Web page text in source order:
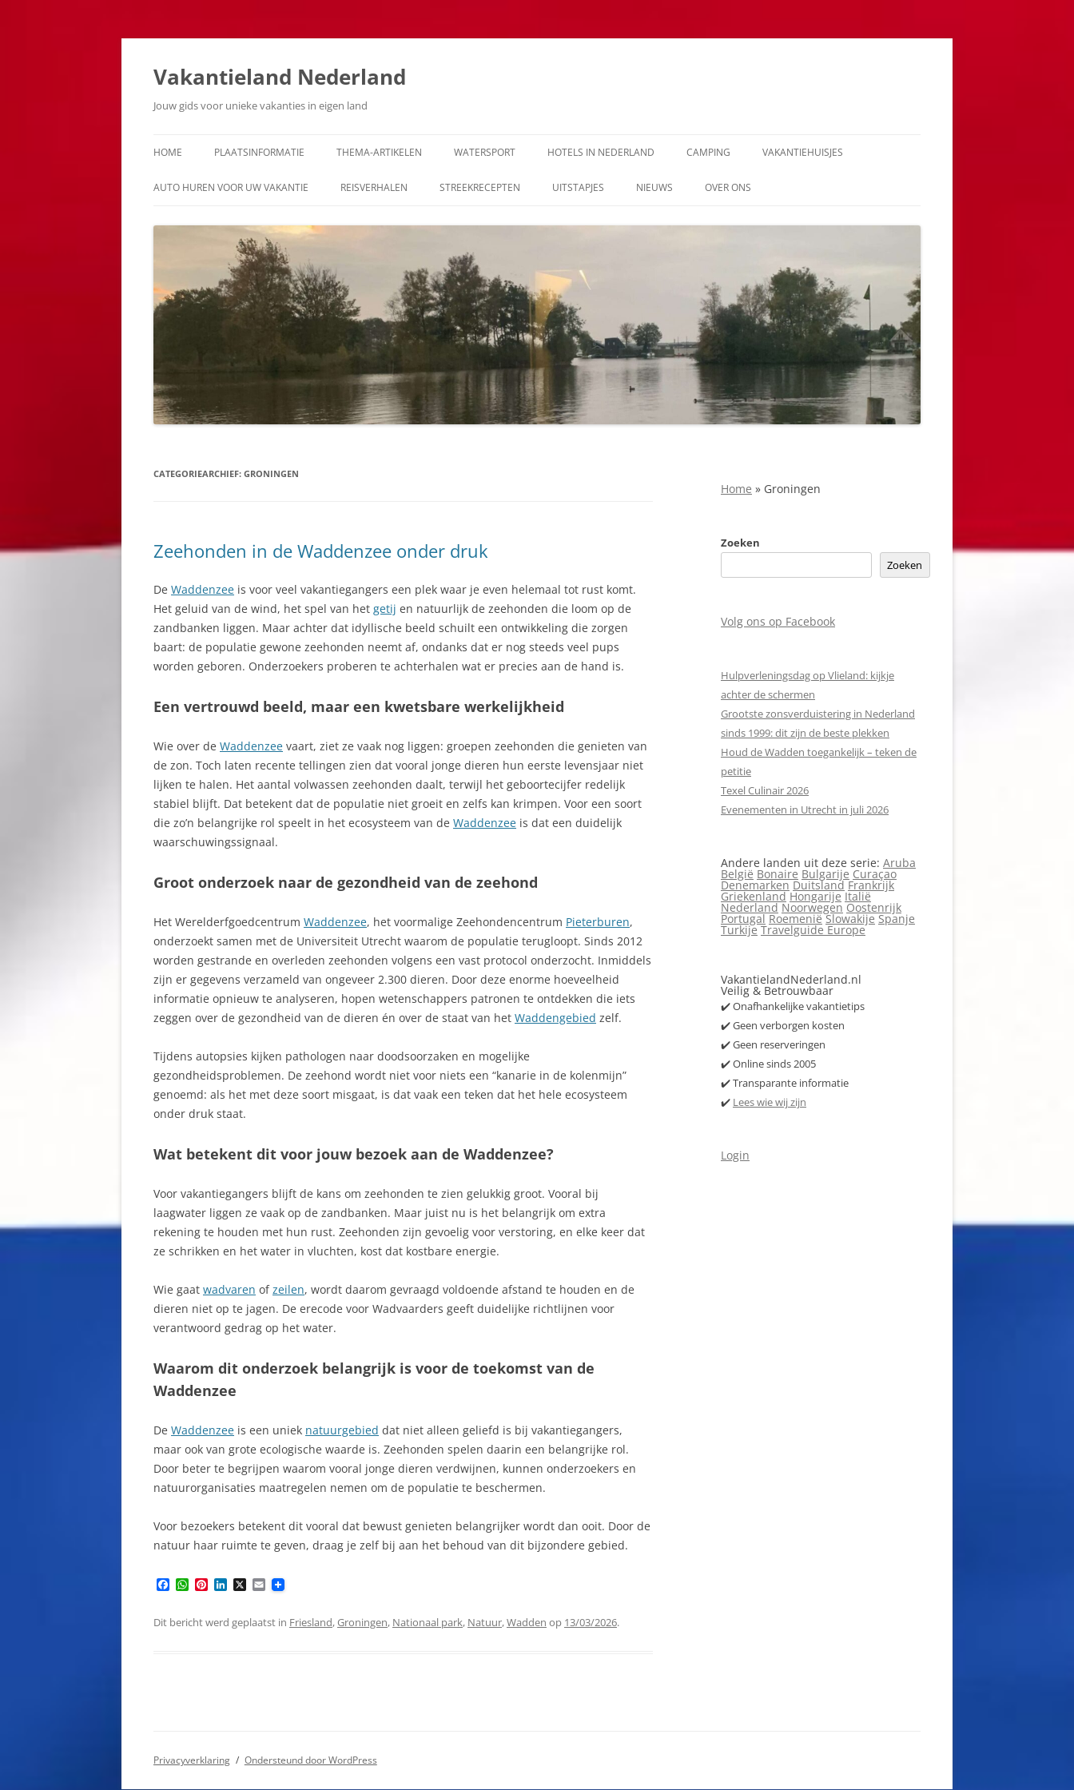
Ga
inhoud
Vakantieland Nederland
Jouw gids voor unieke vakanties in eigen land
HOME PLAATSINFORMATIE THEMA-ARTIKELEN WATERSPORT HOTELS IN NEDERLAND CAMPING VAKANTIEHUISJES
AUTO HUREN VOOR UW VAKANTIE REISVERHALEN STREEKRECEPTEN UITSTAPJES NIEUWS OVER ONS
CATEGORIEARCHIEF: GRONINGEN
Zeehonden in de Waddenzee onder druk
De Waddenzee is voor veel vakantiegangers een plek waar je even helemaal tot rust komt.
Het geluid van de wind, het spel van het getij en natuurlijk de zeehonden die loom op de
zandbanken liggen. Maar achter dat idyllische beeld schuilt een ontwikkeling die zorgen
baart: de populatie gewone zeehonden neemt af, ondanks dat er nog steeds veel pups
worden geboren. Onderzoekers proberen te achterhalen wat er precies aan de hand is.
Een vertrouwd beeld, maar een kwetsbare werkelijkheid
Wie over de Waddenzee vaart, ziet ze vaak nog liggen: groepen zeehonden die genieten van
de zon. Toch laten recente tellingen zien dat vooral jonge dieren hun eerste levensjaar niet
lijken te halen. Het aantal volwassen zeehonden daalt, terwijl het geboortecijfer redelijk
stabiel blijft. Dat betekent dat de populatie niet groeit en zelfs kan krimpen. Voor een soort
die zo’n belangrijke rol speelt in het ecosysteem van de Waddenzee is dat een duidelijk
waarschuwingssignaal.
Groot onderzoek naar de gezondheid van de zeehond
Het Werelderfgoedcentrum Waddenzee, het voormalige Zeehondencentrum Pieterburen,
onderzoekt samen met de Universiteit Utrecht waarom de populatie terugloopt. Sinds 2012
worden gestrande en overleden zeehonden volgens een vast protocol onderzocht. Inmiddels
zijn er gegevens verzameld van ongeveer 2.300 dieren. Door deze enorme hoeveelheid
informatie opnieuw te analyseren, hopen wetenschappers patronen te ontdekken die iets
zeggen over de gezondheid van de dieren én over de staat van het Waddengebied zelf.
Tijdens autopsies kijken pathologen naar doodsoorzaken en mogelijke
gezondheidsproblemen. De zeehond wordt niet voor niets een “kanarie in de kolenmijn”
genoemd: als het met deze soort misgaat, is dat vaak een teken dat het hele ecosysteem
onder druk staat.
Wat betekent dit voor jouw bezoek aan de Waddenzee?
Voor vakantiegangers blijft de kans om zeehonden te zien gelukkig groot. Vooral bij
laagwater liggen ze vaak op de zandbanken. Maar juist nu is het belangrijk om extra
rekening te houden met hun rust. Zeehonden zijn gevoelig voor verstoring, en elke keer dat
ze schrikken en het water in vluchten, kost dat kostbare energie.
Wie gaat wadvaren ofzeilen, wordt daarom gevraagd voldoende afstand te houden en de
dieren niet op te jagen. De erecode voor Wadvaarders geeft duidelijke richtlijnen voor
verantwoord gedrag op het water.
Waarom dit onderzoek belangrijk is voor de toekomst van de
Waddenzee
De Waddenzee is een uniek natuurgebied dat niet alleen geliefd is bij vakantiegangers,
maar ook van grote ecologische waarde is. Zeehonden spelen daarin een belangrijke rol.
Door beter te begrijpen waarom vooral jonge dieren verdwijnen, kunnen onderzoekers en
natuurorganisaties maatregelen nemen om de populatie te beschermen.
Voor bezoekers betekent dit vooral dat bewust genieten belangrijker wordt dan ooit. Door de
natuur haar ruimte te geven, draag je zelf bij aan het behoud van dit bijzondere gebied.
a
e
W
h
t
P
t k
X E
m
i
Dit bericht werd geplaatst in Friesland,Groningen, Nationaal park, Natuur,Wadden op 13/03/2026.
Home » Groningen
Zoeken
Zoeken
Volg ons op Facebook
Hulpverleningsdag op Vlieland: kijkje
achter de schermen
Grootste zonsverduistering in Nederland
sinds 1999: dit zijn de beste plekken
Houd de Wadden toegankelijk – teken de
petitie
Texel Culinair 2026
Evenementen in Utrecht in juli 2026
Andere landen uit deze serie: Aruba
België Bonaire Bulgarije Curaçao
Denemarken Duitsland Frankrijk
Griekenland Hongarije Italië
Nederland Noorwegen Oostenrijk
Portugal Roemenië Slowakije Spanje
Turkije Travelguide Europe
VakantielandNederland.nl
Veilig & Betrouwbaar
✔️ Onafhankelijke vakantietips
✔️ Geen verborgen kosten
✔️ Geen reserveringen
✔️ Online sinds 2005
✔️ Transparante informatie
✔️ Lees wie wij zijn
Login
Privacyverklaring Ondersteund door WordPress